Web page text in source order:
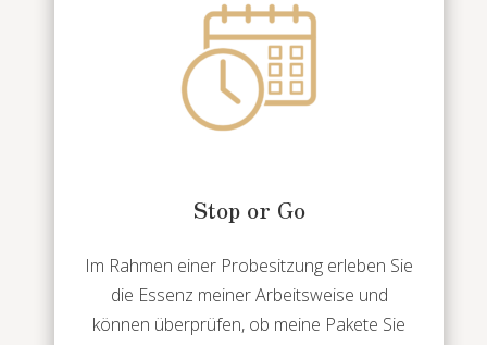
Stop or Go
Im Rahmen einer Probesitzung erleben Sie
die Essenz meiner Arbeitsweise und
können überprüfen, ob meine Pakete Sie